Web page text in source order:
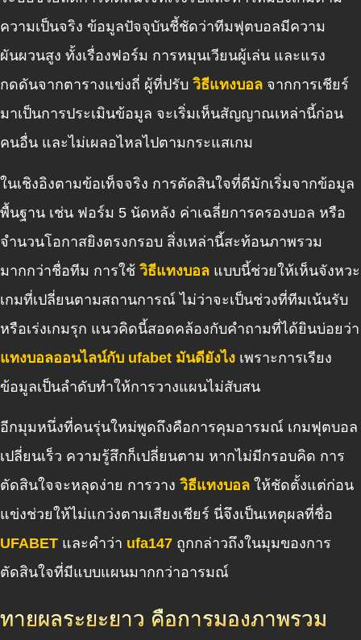
ความเป็นจริง ข้อมูลปัจจุบันชี้ชัดว่าทีมฟุตบอลมีความ
ผันผวนสูง ทั้งเรื่องฟอร์ม การหมุนเวียนผู้เล่น และแรง
กดดันจากตารางแข่งถี่ ผู้ที่ปรับ วิธีแทงบอล จากการเชียร์
มาเป็นการประเมินข้อมูล จะเริ่มเห็นสัญญาณเหล่านี้ก่อน
คนอื่น และไม่เผลอไหลไปตามกระแสเกม
ในเชิงอิงตามข้อเท็จจริง การตัดสินใจที่ดีมักเริ่มจากข้อมูล
พื้นฐาน เช่น ฟอร์ม 5 นัดหลัง ค่าเฉลี่ยการครองบอล หรือ
จำนวนโอกาสยิงตรงกรอบ สิ่งเหล่านี้สะท้อนภาพรวม
มากกว่าชื่อทีม การใช้ วิธีแทงบอล แบบนี้ช่วยให้เห็นจังหวะ
เกมที่เปลี่ยนตามสถานการณ์ ไม่ว่าจะเป็นช่วงที่ทีมเน้นรับ
หรือเร่งเกมรุก แนวคิดนี้สอดคล้องกับคำถามที่ได้ยินบ่อยว่า
แทงบอลออนไลน์กับ ufabet มันดียังไง เพราะการเรียง
ข้อมูลเป็นลำดับทำให้การวางแผนไม่สับสน
อีกมุมหนึ่งที่คนรุ่นใหม่พูดถึงคือการคุมอารมณ์ เกมฟุตบอล
เปลี่ยนเร็ว ความรู้สึกก็เปลี่ยนตาม หากไม่มีกรอบคิด การ
ตัดสินใจจะหลุดง่าย การวาง วิธีแทงบอล ให้ชัดตั้งแต่ก่อน
แข่งช่วยให้ไม่แกว่งตามเสียงเชียร์ นี่จึงเป็นเหตุผลที่ชื่อ
UFABET และคำว่า ufa147 ถูกกล่าวถึงในมุมของการ
ตัดสินใจที่มีแบบแผนมากกว่าอารมณ์
ทายผลระยะยาว คือการมองภาพรวม